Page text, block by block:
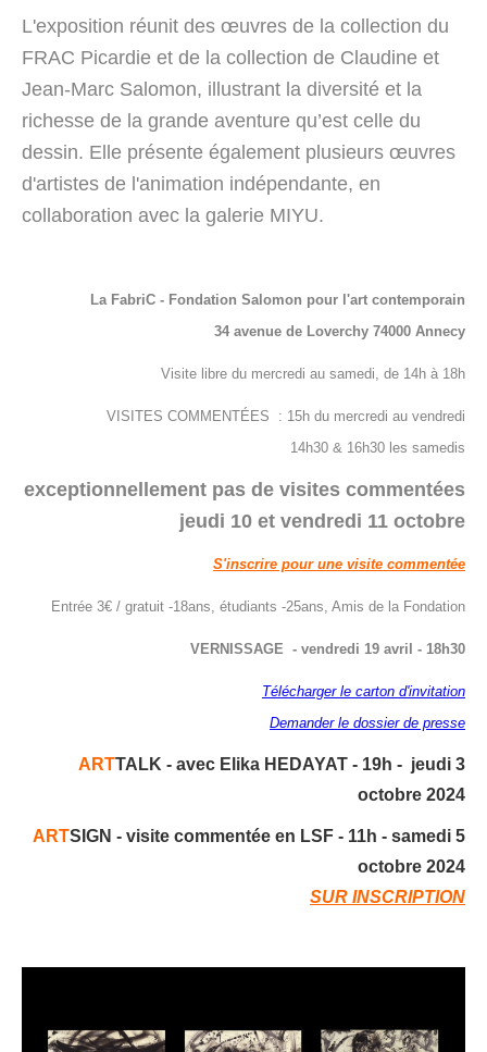
L'exposition réunit des œuvres de la collection du
FRAC Picardie et de la collection de Claudine et
Jean-Marc Salomon, illustrant la diversité et la
richesse de la grande aventure qu’est celle du
dessin. Elle présente également plusieurs œuvres
d'artistes de l'animation indépendante, en
collaboration avec la galerie MIYU.
La FabriC - Fondation Salomon pour l'art contemporain
34 avenue de Loverchy 74000 Annecy
Visite libre du mercredi au samedi, de 14h à 18h
VISITES COMMENTÉES : 15h du mercredi au vendredi
14h30 & 16h30 les samedis
exceptionnellement pas de visites commentées
jeudi 10 et vendredi 11 octobre
S'inscrire pour une visite commentée
Entrée 3€ / gratuit -18ans, étudiants -25ans, Amis de la Fondation
VERNISSAGE - vendredi 19 avril - 18h30
Télécharger le carton d'invitation
Demander le dossier de presse
ARTTALK - avec Elika HEDAYAT - 19h - jeudi 3
octobre 2024
ARTSIGN - visite commentée en LSF - 11h - samedi 5
octobre 2024
SUR INSCRIPTION